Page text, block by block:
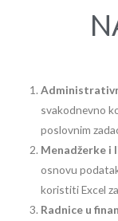
svakodnevno
poslovnim
Menadžerke i
osnovu
koristiti Excel
Radnice u